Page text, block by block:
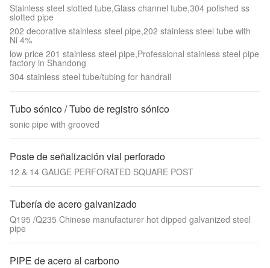
Stainless steel slotted tube,Glass channel tube,304 polished ss
slotted pipe
202 decorative stainless steel pipe,202 stainless steel tube with
Ni 4%
low price 201 stainless steel pipe,Professional stainless steel pipe
factory in Shandong
304 stainless steel tube/tubing for handrail
Tubo sónico / Tubo de registro sónico
sonic pipe with grooved
Poste de señalización vial perforado
12 & 14 GAUGE PERFORATED SQUARE POST
Tubería de acero galvanizado
Q195 /Q235 Chinese manufacturer hot dipped galvanized steel
pipe
PIPE de acero al carbono